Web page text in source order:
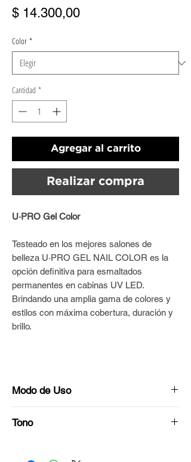
$ 14.300,00Precio
Color *
Cantidad *
Agregar al carrito
Realizar compra
U·PRO Gel Color
Testeado en los mejores salones de
belleza U·PRO GEL NAIL COLOR es la
opción definitiva para esmaltados
permanentes en cabinas UV LED.
Brindando una amplia gama de colores y
estilos con máxima cobertura, duración y
brillo.
Modo de Uso
Bloque Blanco U·PRO hasta dejarlas
Tono